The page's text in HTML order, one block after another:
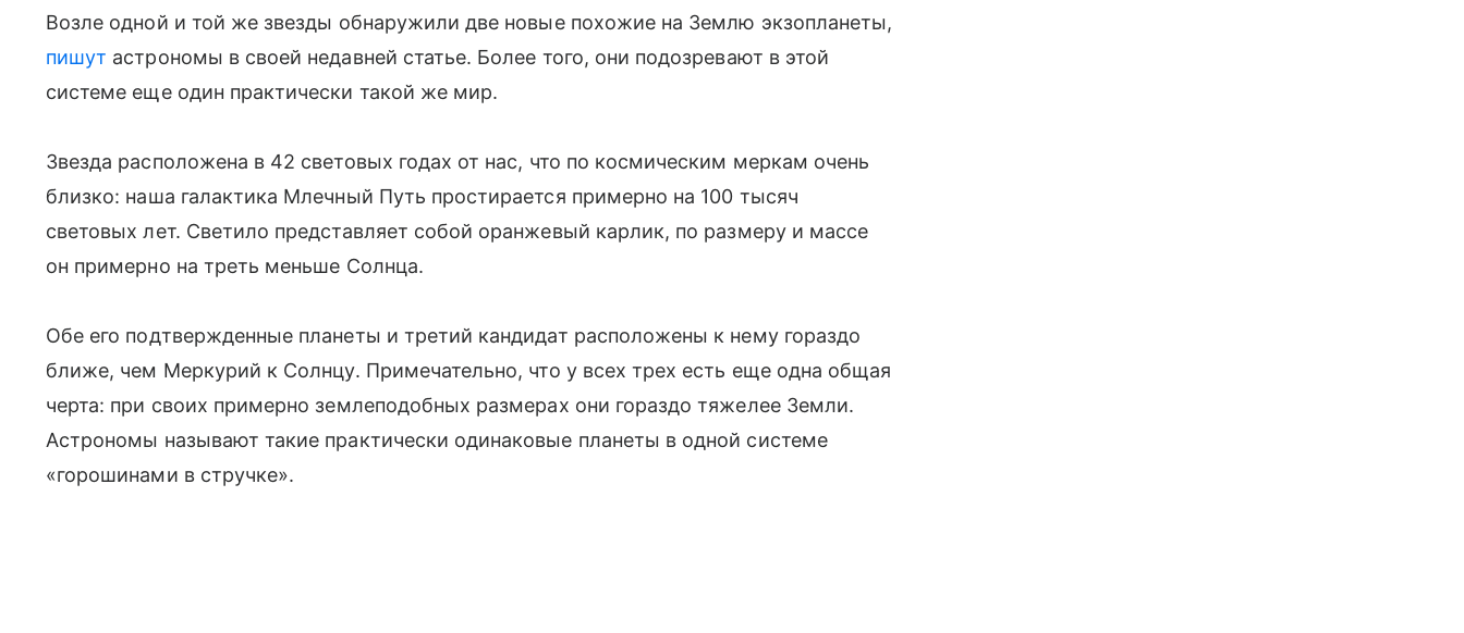
Возле одной и той же звезды обнаружили две новые похожие на Землю экзопланеты,
пишут астрономы в своей недавней статье. Более того, они подозревают в этой
системе еще один практически такой же мир.
Звезда расположена в 42 световых годах от нас, что по космическим меркам очень
близко: наша галактика Млечный Путь простирается примерно на 100 тысяч
световых лет. Светило представляет собой оранжевый карлик, по размеру и массе
он примерно на треть меньше Солнца.
Обе его подтвержденные планеты и третий кандидат расположены к нему гораздо
ближе, чем Меркурий к Солнцу. Примечательно, что у всех трех есть еще одна общая
черта: при своих примерно землеподобных размерах они гораздо тяжелее Земли.
Астрономы называют такие практически одинаковые планеты в одной системе
«горошинами в стручке».